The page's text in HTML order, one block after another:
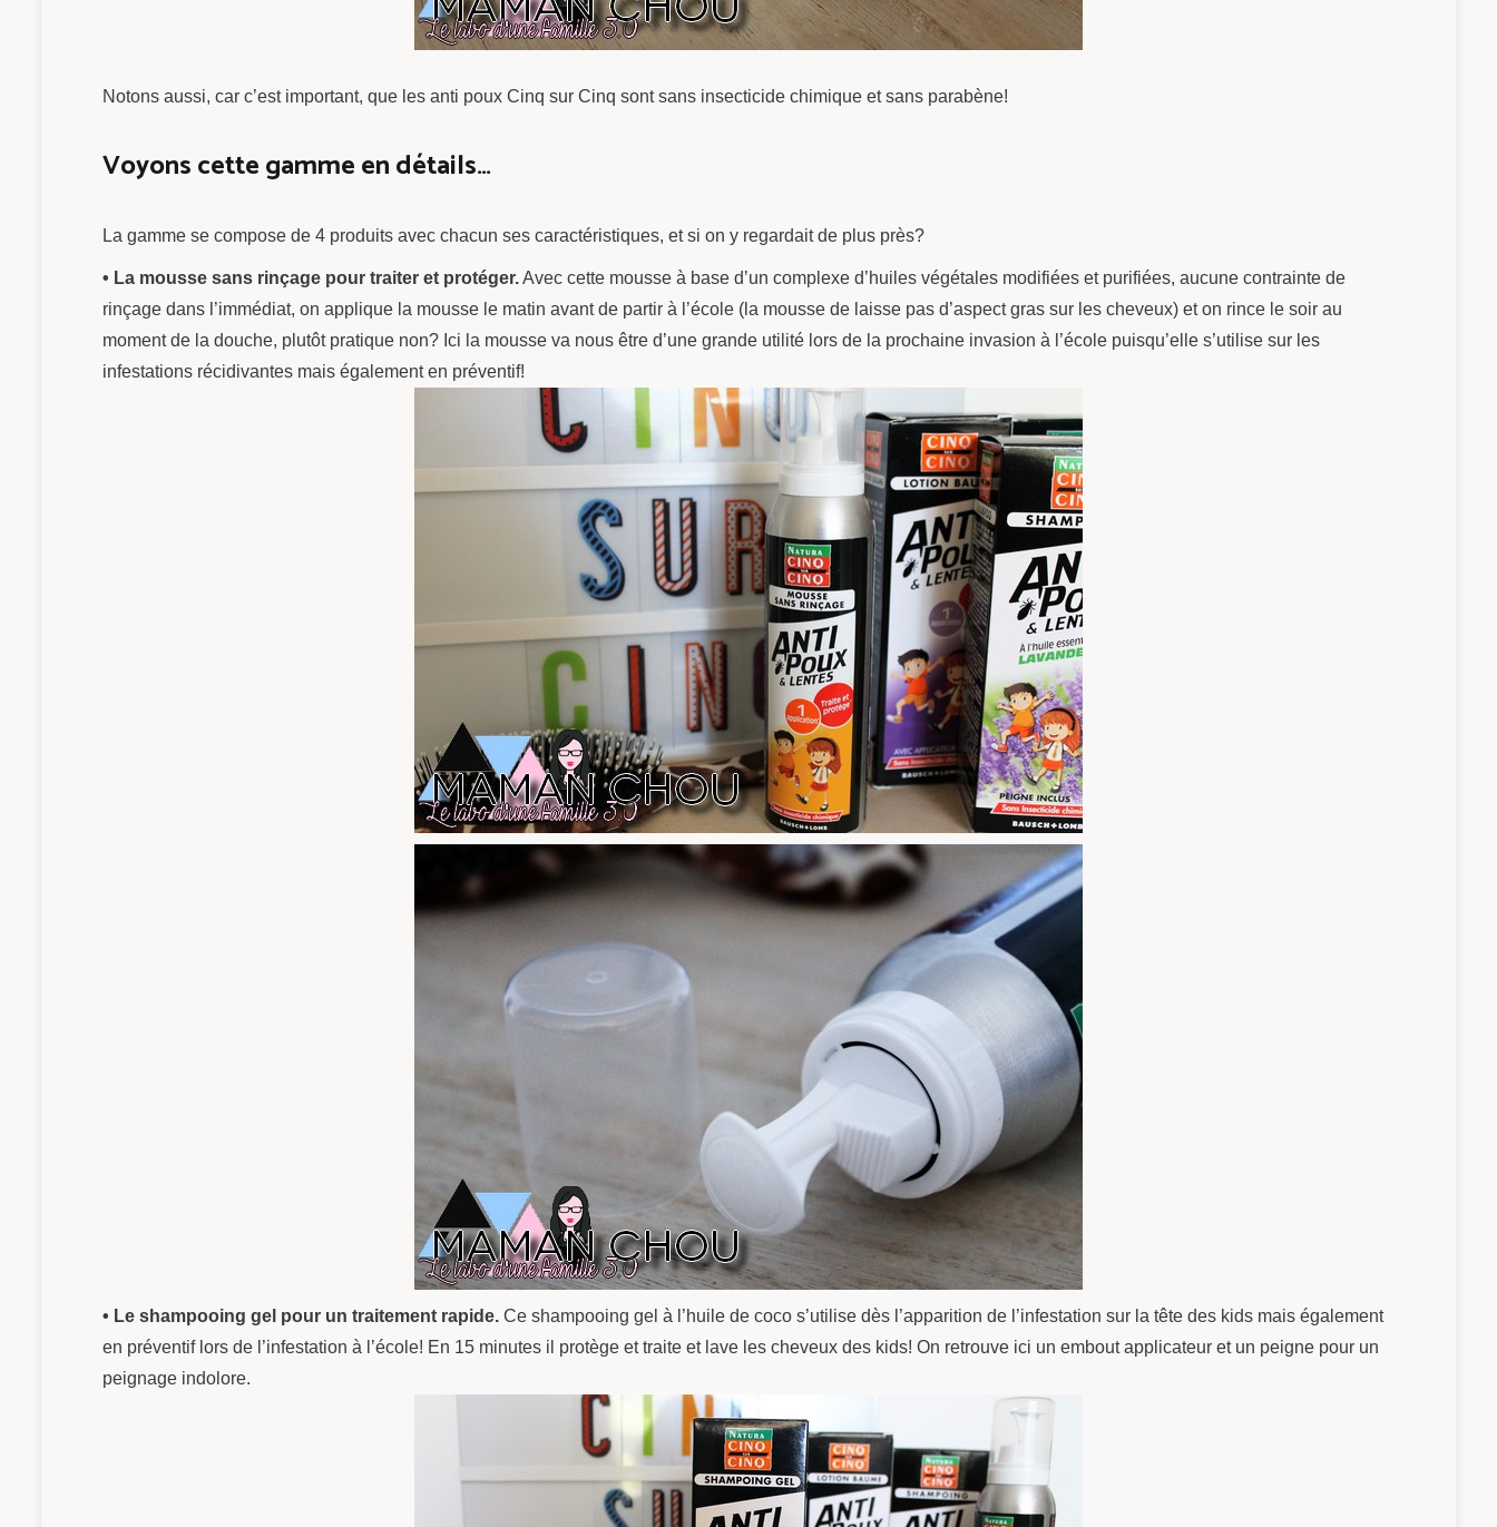
Notons aussi, car c’est important, que les anti poux Cinq sur Cinq sont sans insecticide chimique et sans parabène!
Voyons cette gamme en détails…
La gamme se compose de 4 produits avec chacun ses caractéristiques, et si on y regardait de plus près?
• La mousse sans rinçage pour traiter et protéger.Avec cette mousse à base d’un complexe d’huiles végétales modifiées et purifiées, aucune contrainte de
rinçage dans l’immédiat, on applique la mousse le matin avant de partir à l’école (la mousse de laisse pas d’aspect gras sur les cheveux) et on rince le soir au
moment de la douche, plutôt pratique non? Ici la mousse va nous être d’une grande utilité lors de la prochaine invasion à l’école puisqu’elle s’utilise sur les
infestations récidivantes mais également en préventif!
• Le shampooing gel pour un traitement rapide. Ce shampooing gel à l’huile de coco s’utilise dès l’apparition de l’infestation sur la tête des kids mais également
en préventif lors de l’infestation à l’école! En 15 minutes il protège et traite et lave les cheveux des kids! On retrouve ici un embout applicateur et un peigne pour un
peignage indolore.